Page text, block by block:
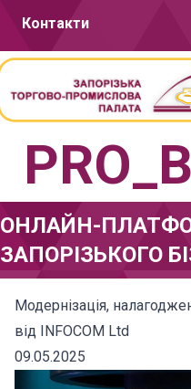
Контакти
ОНЛАЙН-
ЗАПОРІЗЬКОГО
Модернізація,
від INFOCOM Ltd
09.05.2025